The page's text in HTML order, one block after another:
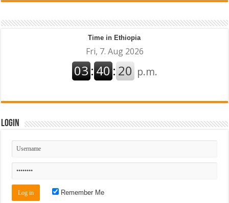
Time in Ethiopia
Login
Remember Me